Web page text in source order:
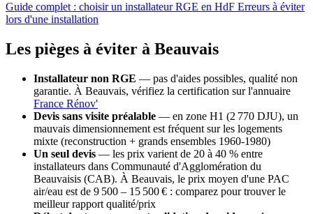
Guide complet : choisir un installateur RGE en HdF Erreurs à éviter
lors d'une installation
Les pièges à éviter à Beauvais
Installateur non RGE — pas d'aides possibles, qualité non
garantie. À Beauvais, vérifiez la certification sur l'annuaire
France Rénov'
Devis sans visite préalable — en zone H1 (2 770 DJU), un
mauvais dimensionnement est fréquent sur les logements
mixte (reconstruction + grands ensembles 1960-1980)
Un seul devis — les prix varient de 20 à 40 % entre
installateurs dans Communauté d'Agglomération du
Beauvaisis (CAB). À Beauvais, le prix moyen d'une PAC
air/eau est de 9 500 – 15 500 € : comparez pour trouver le
meilleur rapport qualité/prix